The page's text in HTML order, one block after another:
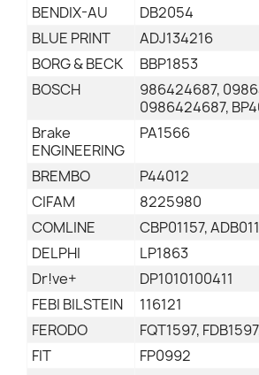
BENDIX-AU
DB2054
BLUE PRINT
ADJ134216
BORG & BECK
BBP1853
BOSCH
986424687,
0986424687,
Brake
ENGINEERING
PA1566
BREMBO
P44012
CIFAM
8225980
COMLINE
CBP01157,
DELPHI
LP1863
Dr!ve+
DP1010100411
FEBI BILSTEIN
116121
FERODO
FQT1597,
FIT
FP0992